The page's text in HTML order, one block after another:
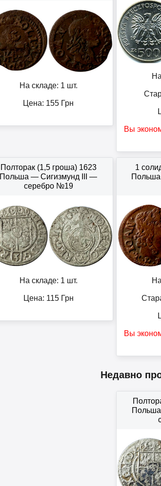
На складе: 1 шт.
Цена: 155 Грн
Вы
Полторак (1,5 гроша) 1623
Польша — Сигизмунд III —
серебро №19
На складе: 1 шт.
Цена: 115Грн
1
Вы
Недавно